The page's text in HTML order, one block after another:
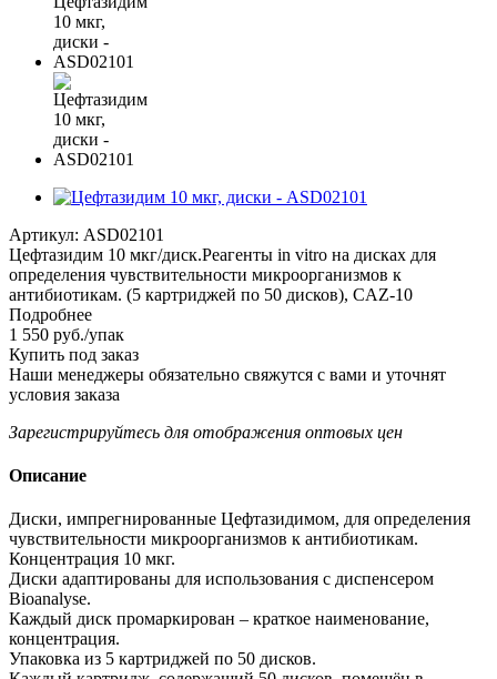
Артикул: ASD02101
Цефтазидим 10 мкг/диск.Реагенты in vitro на дисках для
определения чувствительности микроорганизмов к
антибиотикам. (5 картриджей по 50 дисков), CAZ-10
Подробнее
1 550 руб./упак
Купить под заказ
Наши менеджеры обязательно свяжутся с вами и уточнят
условия заказа
Зарегистрируйтесь для отображения оптовых цен
Описание
Диски, импрегнированные Цефтазидимом, для определения
чувствительности микроорганизмов к антибиотикам.
Концентрация 10 мкг.
Диски адаптированы для использования с диспенсером
Bioanalyse.
Каждый диск промаркирован – краткое наименование,
концентрация.
Упаковка из 5 картриджей по 50 дисков.